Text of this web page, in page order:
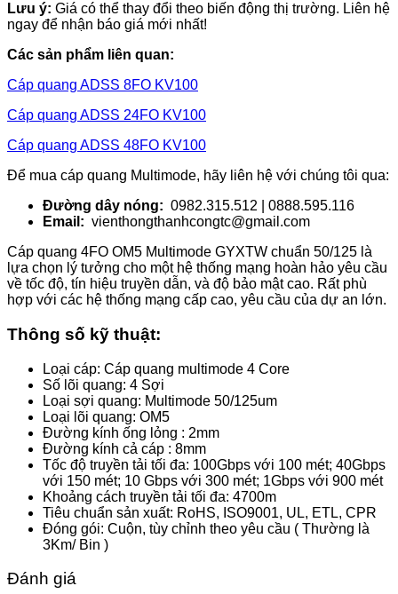
Lưu ý: Giá có thể thay đổi theo biến động thị trường. Liên hệ
ngay để nhận báo giá mới nhất!
Các sản phẩm liên quan:
Cáp quang ADSS 8FO KV100
Cáp quang ADSS 24FO KV100
Cáp quang ADSS 48FO KV100
Để mua cáp quang Multimode, hãy liên hệ với chúng tôi qua:
Đường dây nóng: 0982.315.512 | 0888.595.116
Email: vienthongthanhcongtc@gmail.com
Cáp quang 4FO OM5 Multimode GYXTW chuẩn 50/125 là
lựa chọn lý tưởng cho một hệ thống mạng hoàn hảo yêu cầu
về tốc độ, tín hiệu truyền dẫn, và độ bảo mật cao. Rất phù
hợp với các hệ thống mạng cấp cao, yêu cầu của dự an lớn.
Thông số kỹ thuật:
Loại cáp: Cáp quang multimode 4 Core
Số lõi quang: 4 Sợi
Loại sợi quang: Multimode 50/125um
Loại lõi quang: OM5
Đường kính ống lỏng : 2mm
Đường kính cả cáp : 8mm
Tốc độ truyền tải tối đa: 100Gbps với 100 mét; 40Gbps
với 150 mét; 10 Gbps với 300 mét; 1Gbps với 900 mét
Khoảng cách truyền tải tối đa: 4700m
Tiêu chuẩn sản xuất: RoHS, ISO9001, UL, ETL, CPR
Đóng gói: Cuộn, tùy chỉnh theo yêu cầu ( Thường là
3Km/ Bin )
Đánh giá